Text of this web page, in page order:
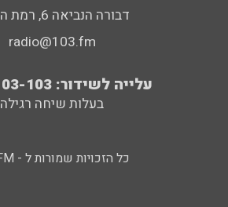
דבורה הנביאה 6, רמת השרון
radio@103.fm
עלייה לשידור: 0552-103-103
בעלות שיחה רגילה
כל הזכויות שמורות ל - 103FM